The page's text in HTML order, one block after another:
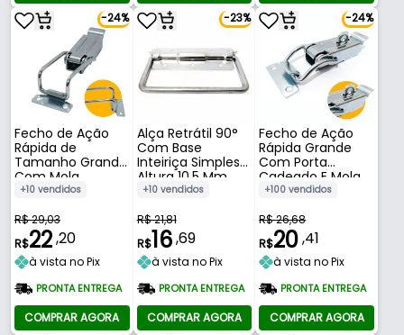
-24%
Fecho de Ação
Rápida de
Tamanho Grande
Com Mola
Comprida 135 Mm
+10 vendidos
R$ 29,03
R$22,20
à vista no Pix
PRONTA ENTREGA
COMPRAR AGORA
-23%
Alça Retrátil 90°
Com Base
Inteiriça Simples
Altura 10,5 Mm
+10 vendidos
R$ 21,81
R$16,69
à vista no Pix
PRONTA ENTREGA
COMPRAR AGORA
-24%
Fecho de Ação
Rápida Grande
Com Porta
Cadeado E Mola
Curva 109 Mm
+100 vendidos
R$ 26,68
R$20,41
à vista no Pix
PRONTA ENTREGA
COMPRAR AGORA